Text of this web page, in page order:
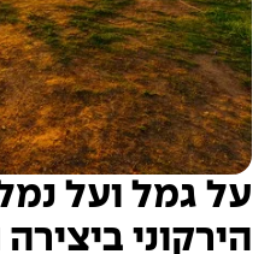
על גמל ועל
הירקוני